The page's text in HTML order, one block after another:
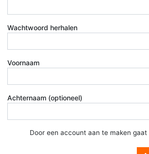
Wachtwoord herhalen
Voornaam
Achternaam (optioneel)
Door een account aan te maken